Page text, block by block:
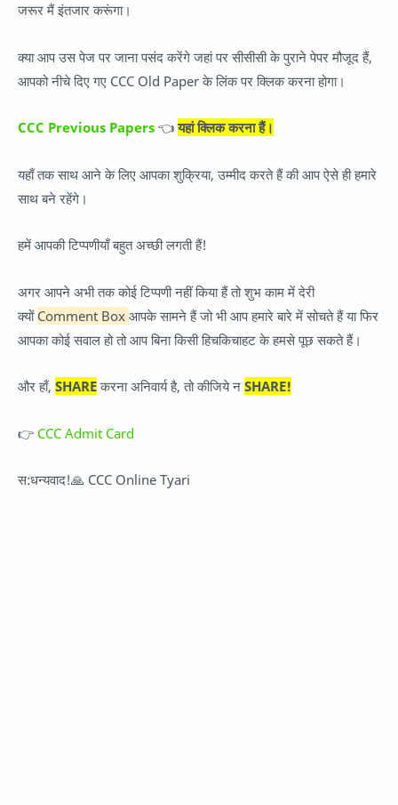
जरूर मैं इंतजार करूंगा।
क्या आप उस पेज पर जाना पसंद करेंगे जहां पर सीसीसी के पुराने पेपर मौजूद हैं,
आपको नीचे दिए गए CCC Old Paper के लिंक पर क्लिक करना होगा।
CCC Previous Papers 👈यहां क्लिक करना हैं।
यहाँ तक साथ आने के लिए आपका शुक्रिया, उम्मीद करते हैं की आप ऐसे ही हमारे
साथ बने रहेंगे।
हमें आपकी टिप्पणीयाँ बहुत अच्छी लगती हैं!
अगर आपने अभी तक कोई टिप्पणी नहीं किया हैं तो शुभ काम में देरी
क्यों Comment Box आपके सामने हैं जो भी आप हमारे बारे में सोचते हैं या फिर
आपका कोई सवाल हो तो आप बिना किसी हिचकिचाहट के हमसे पूछ सकते हैं।
और हाँ, SHAREकरना अनिवार्य है, तो कीजिये न SHARE!
👉 CCC Admit Card
स:धन्यवाद!🙏 CCC Online Tyari